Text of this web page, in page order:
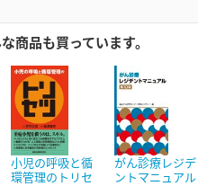
商品も買っています。
小児の呼吸と循
環管理のトリセ
がん診療レジデ
ントマニュアル